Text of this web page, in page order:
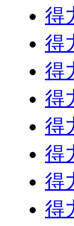
得
得
得
得
得
得
得
得